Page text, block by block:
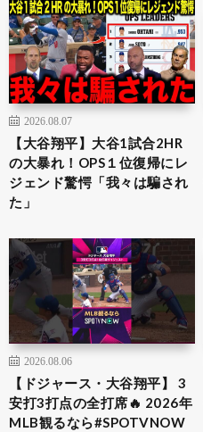
2026.08.07
【大谷翔平】大谷1試合2HR
の大暴れ！OPS１位復帰にレ
ジェンド驚愕「我々は騙され
た」
2026.08.06
【ドジャース・大谷翔平】 3
安打3打点の全打席🔥 2026年
MLB観るなら#SPOTVNOW